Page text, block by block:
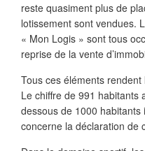
reste quasiment plus de
lotissement sont vendues.
« Mon Logis » sont tous
reprise de la vente
Tous ces éléments
Le chiffre de 991 habitants
dessous de 1000 habitants
concerne la déclaration de